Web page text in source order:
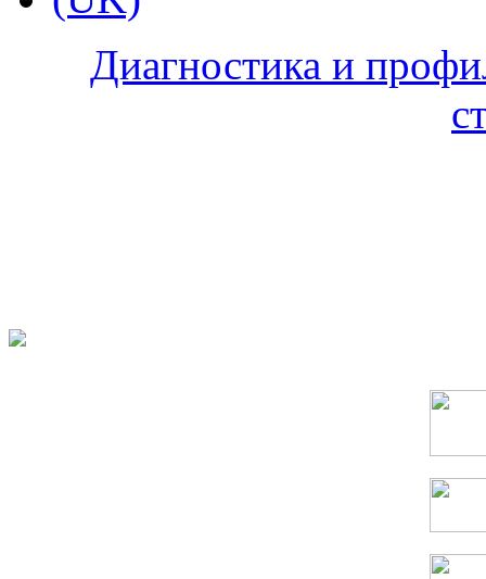
Диагностика и